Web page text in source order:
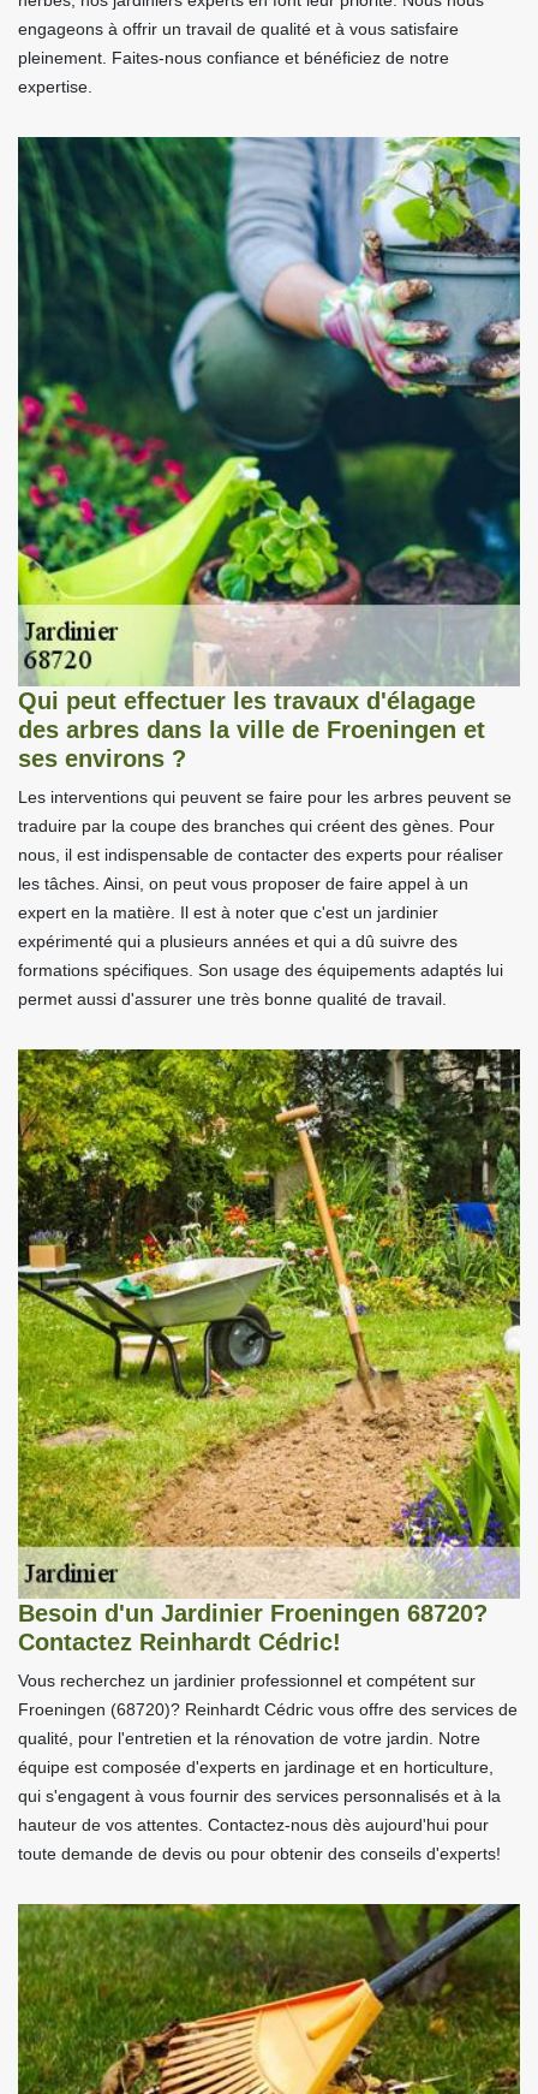
engageons à offrir un travail de qualité et à vous satisfaire
pleinement. Faites-nous confiance et bénéficiez de notre
expertise.
Qui peut effectuer les travaux d'élagage
des arbres dans la ville de Froeningen et
ses environs ?
Les interventions qui peuvent se faire pour les arbres peuvent se
traduire par la coupe des branches qui créent des gènes. Pour
nous, il est indispensable de contacter des experts pour réaliser
les tâches. Ainsi, on peut vous proposer de faire appel à un
expert en la matière. Il est à noter que c'est un jardinier
expérimenté qui a plusieurs années et qui a dû suivre des
formations spécifiques. Son usage des équipements adaptés lui
permet aussi d'assurer une très bonne qualité de travail.
Besoin d'un Jardinier Froeningen 68720?
Contactez Reinhardt Cédric!
Vous recherchez un jardinier professionnel et compétent sur
Froeningen (68720)? Reinhardt Cédric vous offre des services de
qualité, pour l'entretien et la rénovation de votre jardin. Notre
équipe est composée d'experts en jardinage et en horticulture,
qui s'engagent à vous fournir des services personnalisés et à la
hauteur de vos attentes. Contactez-nous dès aujourd'hui pour
toute demande de devis ou pour obtenir des conseils d'experts!